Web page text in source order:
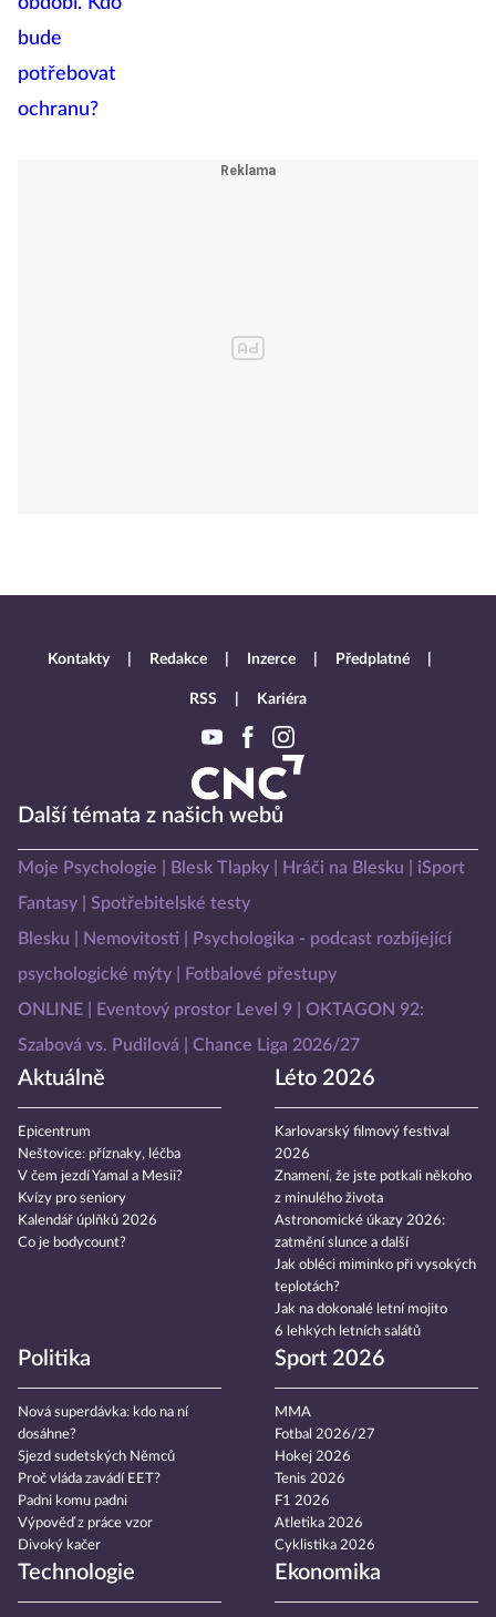
Další témata z našich webů
Moje Psychologie Blesk Tlapky Hráči na Blesku
iSport
Fantasy
Spotřebitelské testy
Blesku
Nemovitosti
Psychologika - podcast rozbíjející
psychologické mýty
Fotbalové přestupy
ONLINE
Eventový prostor Level 9
OKTAGON 92:
Szabová vs. Pudilová
Chance Liga 2026/27
Aktuálně
Epicentrum
Neštovice: příznaky, léčba
V čem jezdí Yamal a Mesii?
Kvízy pro seniory
Kalendář úplňků 2026
Co je bodycount?
Léto 2026
Karlovarský filmový festival
2026
Znamení, že jste potkali někoho
z minulého života
Astronomické úkazy 2026:
zatmění slunce a další
Jak obléci miminko při vysokých
teplotách?
Jak na dokonalé letní mojito
6 lehkých letních salátů
Politika
Nová superdávka: kdo na ní
dosáhne?
Sjezd sudetských Němců
Proč vláda zavádí EET?
Padni komu padni
Výpověď z práce vzor
Divoký kačer
Sport 2026
MMA
Fotbal 2026/27
Hokej 2026
Tenis 2026
F1 2026
Atletika 2026
Cyklistika 2026
Technologie Ekonomika
Kontakty Redakce Inzerce Předplatné
RSS Kariéra